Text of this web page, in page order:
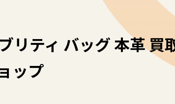
リティ バッグ 本革 買
ップ